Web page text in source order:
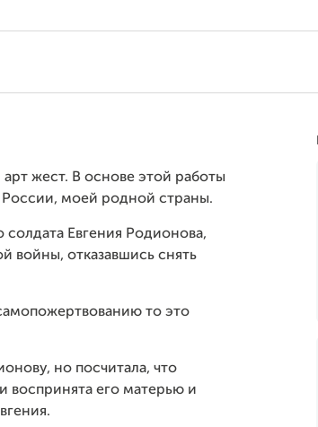
жест. В основе этой работы
России, моей родной страны.
солдата Евгения Родионова,
войны, отказавшись снять
то это
но посчитала, что
воспринята его матерью и